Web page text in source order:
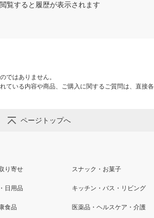
覧すると履歴が表示されます
ではありません。
いる内容や商品、ご購入に関するご質問は、直接
ページトップへ
り寄せ スナック・お菓子
日用品 キッチン・バス・リビング
食品 医薬品・ヘルスケア・介護